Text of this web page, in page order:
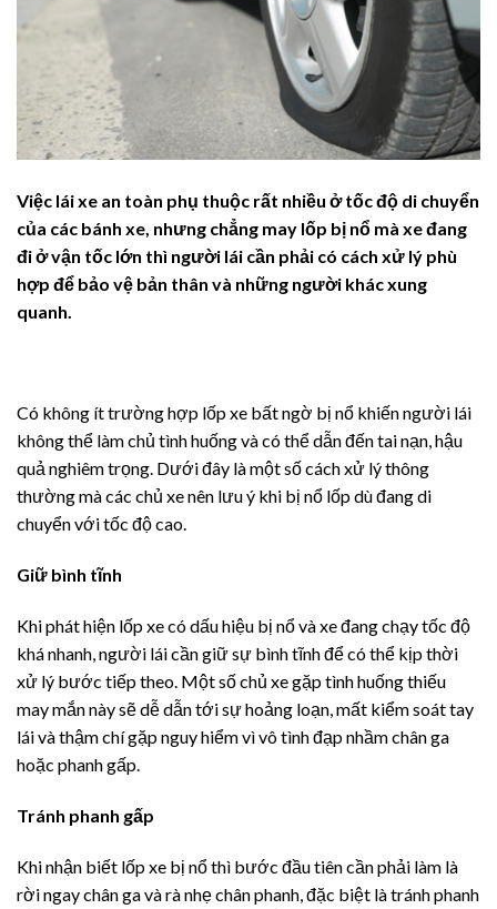
Việc lái xe an toàn phụ thuộc rất nhiều ở tốc độ di chuyển
của các bánh xe, nhưng chẳng may lốp bị nổ mà xe đang
đi ở vận tốc lớn thì người lái cần phải có cách xử lý phù
hợp để bảo vệ bản thân và những người khác xung
quanh.
Có không ít trường hợp lốp xe bất ngờ bị nổ khiến người lái
không thể làm chủ tình huống và có thể dẫn đến tai nạn, hậu
quả nghiêm trọng. Dưới đây là một số cách xử lý thông
thường mà các chủ xe nên lưu ý khi bị nổ lốp dù đang di
chuyển với tốc độ cao.
Giữ bình tĩnh
Khi phát hiện lốp xe có dấu hiệu bị nổ và xe đang chạy tốc độ
khá nhanh, người lái cần giữ sự bình tĩnh để có thể kịp thời
xử lý bước tiếp theo. Một số chủ xe gặp tình huống thiếu
may mắn này sẽ dễ dẫn tới sự hoảng loạn, mất kiểm soát tay
lái và thậm chí gặp nguy hiểm vì vô tình đạp nhầm chân ga
hoặc phanh gấp.
Tránh phanh gấp
Khi nhận biết lốp xe bị nổ thì bước đầu tiên cần phải làm là
rời ngay chân ga và rà nhẹ chân phanh, đặc biệt là tránh phanh